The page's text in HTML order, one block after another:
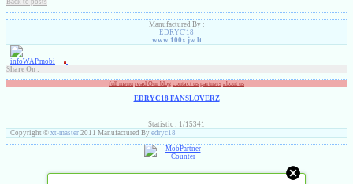
Back to posts
Manufactured By :
EDRYC'18
www.100x.jw.lt
Share On :
full menu read Our blog contact us partners about us
EDRYC18 FANSLOVERZ
Statistic : 1/15341
Copyright © xt-master 2011 Manufactured By edryc18